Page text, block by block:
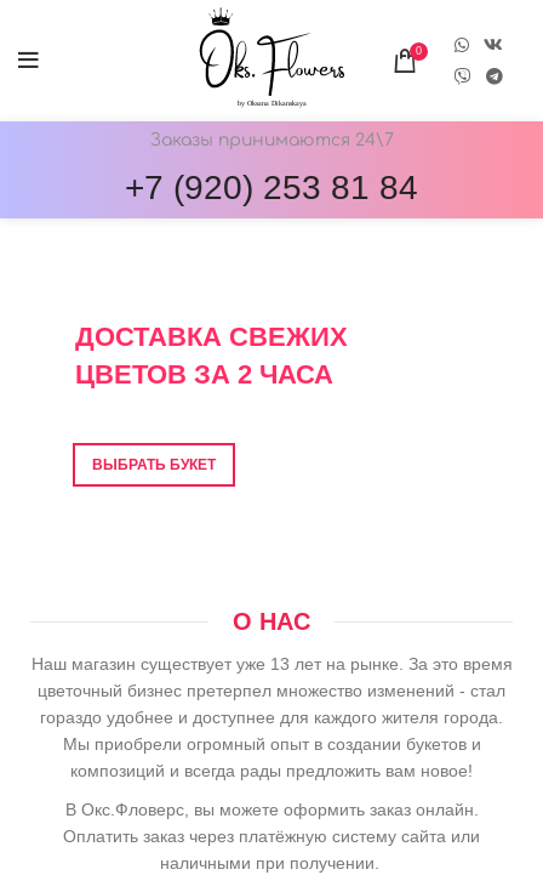
0
Заказы принимаются 24\7
+7 (920) 253 81 84
ДОСТАВКА СВЕЖИХ
ЦВЕТОВ ЗА 2 ЧАСА
ВЫБРАТЬ БУКЕТ
О НАС
Наш магазин существует уже 13 лет на рынке. За это время
цветочный бизнес претерпел множество изменений - стал
гораздо удобнее и доступнее для каждого жителя города.
Мы приобрели огромный опыт в создании букетов и
композиций и всегда рады предложить вам новое!
В Окс.Фловерс, вы можете оформить заказ онлайн.
Оплатить заказ через платёжную систему сайта или
наличными при получении.